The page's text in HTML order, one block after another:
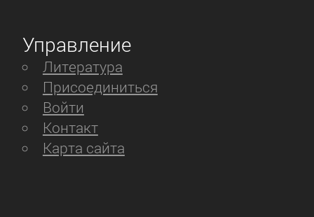
Не была знакома с автором до этого
рассказа, а теперь читаю Устинову и
люблю, мне кажется, что все ее книги
не просты, они всегда учат быть
счастливой и прочитав их, можно
Управление
Литература
Присоединиться
Войти
Контакт
Карта сайта